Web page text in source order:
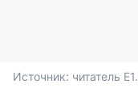
Источник: читатель